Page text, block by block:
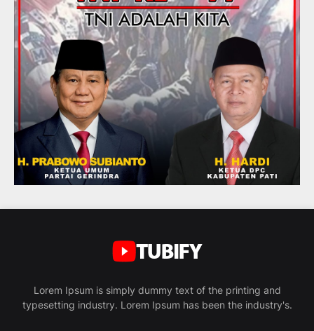
Lorem Ipsum is simply dummy text of the printing and
typesetting industry. Lorem Ipsum has been the industry's.